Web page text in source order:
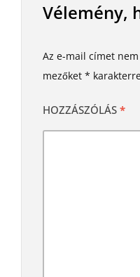
Vélemény,
Az e-mail címet
mezőket *
HOZZÁSZÓLÁS *